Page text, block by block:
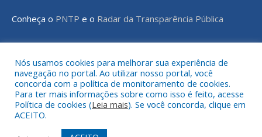
Conheça o PNTP e o Radar da Transparência Pública
Todos os direitos reservados a Prefeitura Municipal de Rondon do
Pará
Mapa do Site
Acessar o Webmail
Nós usamos cookies para melhorar sua experiência de
navegação no portal. Ao utilizar nosso portal, você
concorda com a política de monitoramento de cookies.
Para ter mais informações sobre como isso é feito, acesse
Política de cookies (Leia mais). Se você concorda, clique em
ACEITO.